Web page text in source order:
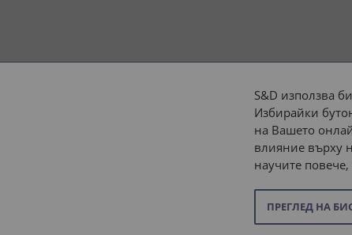
© 2026 “С и Д Комерсиал” ООД. Всички права запазени.
S&D използва
Избирайки
на Вашето
влияние върху
научите
ПРЕГЛЕД НА